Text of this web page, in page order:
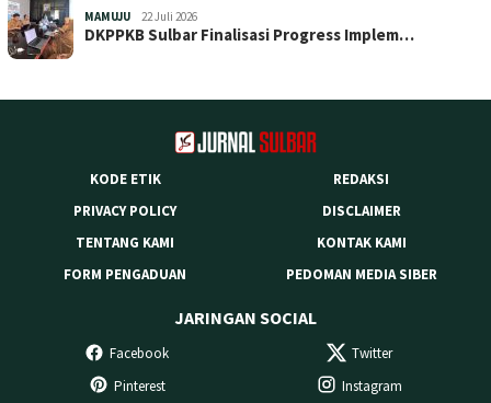
MAMUJU 22 Juli 2026
DKPPKB Sulbar Finalisasi Progress Implem…
KODE ETIK
REDAKSI
PRIVACY POLICY
DISCLAIMER
TENTANG KAMI
KONTAK KAMI
FORM PENGADUAN
PEDOMAN MEDIA SIBER
JARINGAN SOCIAL
Facebook
Twitter
Pinterest
Instagram